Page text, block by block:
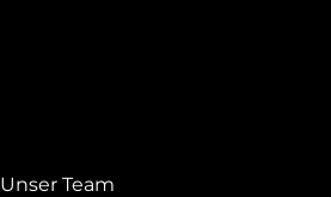
Unser Team